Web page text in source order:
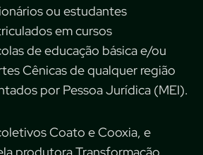
ou estudantes
em cursos
de educação básica e/ou
Cênicas de qualquer região
por Pessoa Jurídica (MEI).
Coato e Cooxia, e